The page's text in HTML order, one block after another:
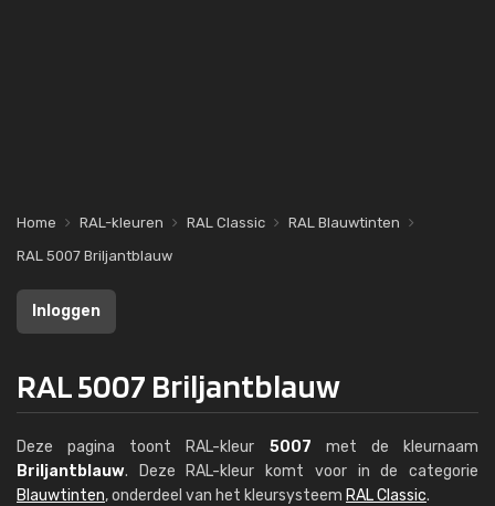
Home RAL-kleuren RAL Classic
RAL Blauwtinten
RAL 5007 Briljantblauw
Inloggen
RAL 5007 Briljantblauw
Deze pagina toont RAL-kleur 5007 met de kleurnaam
Briljantblauw. Deze RAL-kleur komt voor in de categorie
Blauwtinten, onderdeel van het kleursysteem RAL Classic.